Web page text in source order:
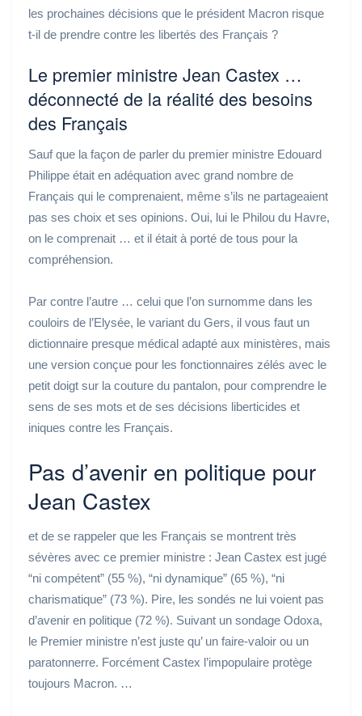
les prochaines décisions que le président Macron risque
t-il de prendre contre les libertés des Français ?
Le premier ministre Jean Castex …
déconnecté de la réalité des besoins
des Français
Sauf que la façon de parler du premier ministre Edouard
Philippe était en adéquation avec grand nombre de
Français qui le comprenaient, même s’ils ne partageaient
pas ses choix et ses opinions. Oui, lui le Philou du Havre,
on le comprenait … et il était à porté de tous pour la
compréhension.
Par contre l’autre … celui que l’on surnomme dans les
couloirs de l’Elysée, le variant du Gers, il vous faut un
dictionnaire presque médical adapté aux ministères, mais
une version conçue pour les fonctionnaires zélés avec le
petit doigt sur la couture du pantalon, pour comprendre le
sens de ses mots et de ses décisions liberticides et
iniques contre les Français.
Pas d’avenir en politique pour
Jean Castex
et de se rappeler que les Français se montrent très
sévères avec ce premier ministre : Jean Castex est jugé
“ni compétent” (55 %), “ni dynamique” (65 %), “ni
charismatique” (73 %). Pire, les sondés ne lui voient pas
d’avenir en politique (72 %). Suivant un sondage Odoxa,
le Premier ministre n’est juste qu’ un faire-valoir ou un
paratonnerre. Forcément Castex l’impopulaire protège
toujours Macron. …